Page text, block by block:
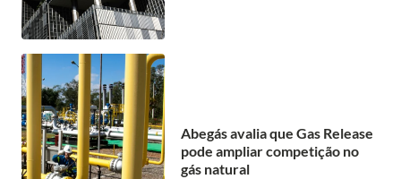
Abegás avalia que Gas Release
pode ampliar competição no
gás natural